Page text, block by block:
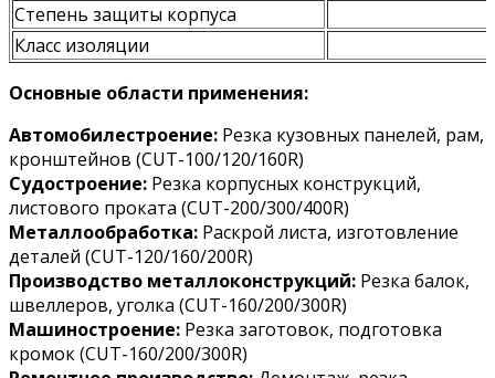
Степень защиты корпуса
Класс изоляции
Основные области применения:
Автомобилестроение: Резка кузовных панелей, рам,
кронштейнов (CUT-100/120/160R)
Судостроение: Резка корпусных конструкций,
листового проката (CUT-200/300/400R)
Металлообработка: Раскрой листа, изготовление
деталей (CUT-120/160/200R)
Производство металлоконструкций: Резка балок,
швеллеров, уголка (CUT-160/200/300R)
Машиностроение: Резка заготовок, подготовка
кромок (CUT-160/200/300R)